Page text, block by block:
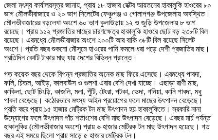
জেলা মৎস্য কার্যালয়সূত্র জানায়, প্রায় ১৮ হাজার হেক্টর আয়তনের হাকালুকি হাওরের ৮০
ভাগ মৌলভীবাজারে ও ২০ ভাগ সিলেটের ফেঞ্চুগঞ্জ ও গোলাপগঞ্জ উপজেলায় অবস্থিত।
মৌলভীবাজারের বড়লেখা অংশে ৬০ ভাগ কুলাউড়ায় ১২ ও জুড়ি উপজেলায় ৮ ভাগ
রয়েছে। প্রায় ১১২ প্রজাতির মাছের চারণক্ষেত্র হাকালুকি হাওরে ছোট বড় ২৩৮টি বিল
রয়েছে। এরমধ্যে মৌলভীবাজার অংশে ২০০টি আর বাকি ৩৮টি বিল রয়েছে সিলেট
অংশে। প্রতি বছর শুকনো মৌসুমে হাওরের পানি কমলে ধরা পড়ে দেশী প্রজাতির মাছ।
প্রতিদিন কোটি টাকার মাছ যায় দেশের বিভিন্ন প্রান্তে।
গত কয়েক বছর থেকে বিপন্ন প্রজাতির অনেক মাছ ফিরে এসেছে। এরমধ্যে পাবদা,
ফলি, চিতল, আইড়, কালবাউস ও গুলশা এবার বেশি দেখা যাচ্ছে। এছাড়া রাণী মাছ,
কাকিলা, ছোট চিংড়ি, কাজলি, মলা, পুঁটি, টেংরা, পটকা, ভেদা, গনিয়া, কানি পাবদা, মধু
পাবদা বেড়েছে। কঠোরভাবে মৎস্য আইন প্রয়োগের ফলে মাছের উৎপাদন বেড়েছে।
প্রতি বছর প্রায় ১৫ হাজার মেট্রিক টন মাছ উৎপাদন হয় হাকালুকিতে। সরকারি নানা
উদ্যোগের ফলে উৎপাদন পাঁচ শতাংশের বেশি মাছ উৎপাদন বেড়েছে। এবছর মার্চ পর্যন্ত
হাকালুকির (মৌলভীবাজার অংশে) প্রায় ৬ হাজার মেট্রিক টন মাছ উৎপাদন হয়েছে। গত
বছর এই সময়ে ছিলো প্রায় সাড়ে ৫ হাজার মেট্রিক টন।